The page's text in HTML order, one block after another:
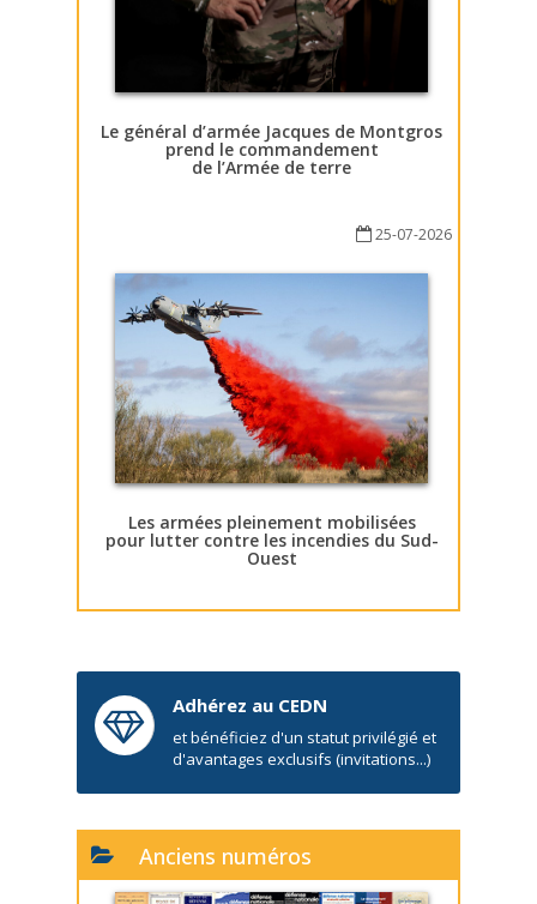
Le général d’armée Jacques de Montgros
prend le commandement
de l’Armée de terre
25-07-2026
Les armées pleinement mobilisées
pour lutter contre les incendies du Sud-
Ouest
Adhérez au CEDN
et bénéficiez d'un statut privilégié et
d'avantages exclusifs (invitations...)
Anciens numéros